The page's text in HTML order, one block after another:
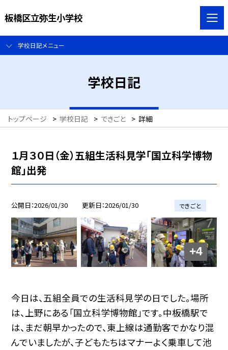
板橋区立弥生小学校
学校日記メニュー
学校日記
トップページ > 学校日記 > できごと > 詳細
１月３０日（金）五組生活科見学「国立科学博物
館」出発
公開日 2026/01/30 更新日 2026/01/30 できごと
+4
今日は、五組全員での生活科見学の日でした。場所
は、上野にある「国立科学博物館」です。中板橋駅で
は、まだ朝早かったので、東上線は通勤客でかなり混
んでいましたが、子どもたちはマナーよく乗車して池